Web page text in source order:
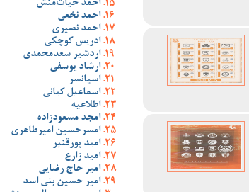
احمد حیات‌منش
احمد نخعی
احمد نصیری
ادریس کوچکی
اردشیر سعدمحمدی
ارشاد یوسفی
اسپانسر
اسماعیل کیانی
اطلاعیه
امجد مسعودزاده
امسرحسین امیرطاهری
امید پورقنبر
امید زارع
امیر حاج رضایی
امیر حسین بنی اسد